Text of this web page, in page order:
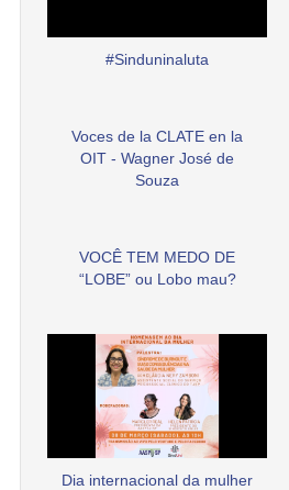
#Sinduninaluta
Voces de la CLATE en la
OIT - Wagner José de
Souza
VOCÊ TEM MEDO DE
“LOBE” ou Lobo mau?
Dia internacional da mulher